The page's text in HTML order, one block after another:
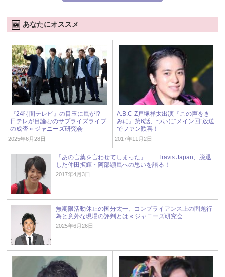
あなたにオススメ
『24時間テレビ』の目玉に嵐が!?
日テレが目論むのサプライズライブ
の成否 « ジャニーズ研究会
2025年6月28日
A.B.C-Z戸塚祥太出演『この声をき
みに』第6話、ついに“メイン回”放送
でファン歓喜！
2017年11月2日
「あの言葉を言わせてしまった」……Travis Japan、脱退
した仲田拡輝・阿部顕嵐への思いを語る！
2017年4月3日
無期限活動休止の国分太一、コンプライアンス上の問題行
為と意外な現場の評判とは « ジャニーズ研究会
2025年6月26日